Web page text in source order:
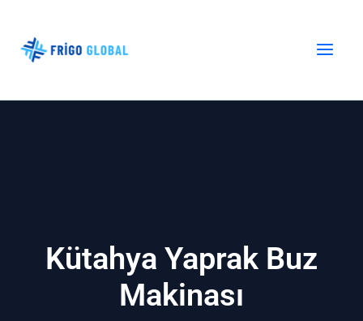
Kütahya Yaprak Buz
Makinası